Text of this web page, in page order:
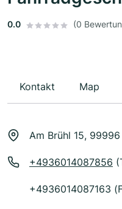
0.0 (0
Kontakt Map
Am Brühl 15,
+4936014087856
+4936014087163